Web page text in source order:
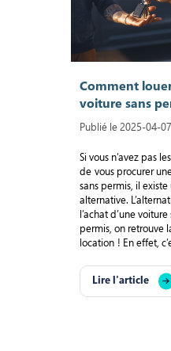
Comment
voiture sans
Publié le 2025-04-07
Si vous n’avez pas
de vous procurer
sans permis, il existe
alternative.
l’achat d’une voiture
permis, on retrouve
location ! En effet,
Lire l'article